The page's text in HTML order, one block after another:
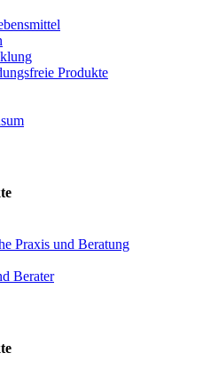
Pro­duk­te
Pra­xis und Be­ra­tung
Be­ra­ter